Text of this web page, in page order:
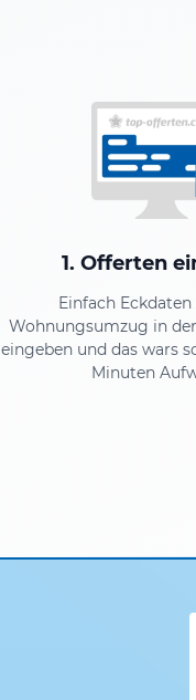
1. Offerten
Einfach
Wohnungsumzug in
eingeben und das wars
Minuten